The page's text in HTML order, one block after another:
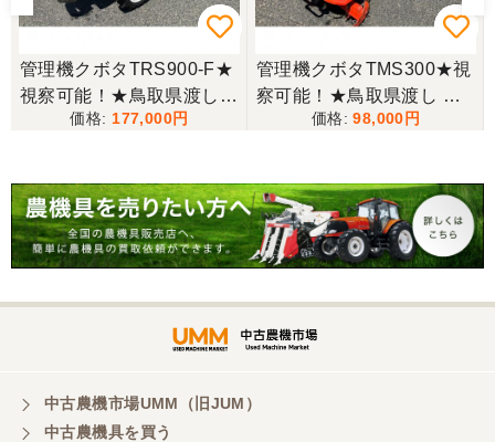
管理機クボタTRS900-F★
視察可能！★鳥取県渡し
クボタ 管理機 TRS900-F
現状渡し【P11485814】
177,000
管理機クボタTMS300★視
察可能！★鳥取県渡し ク
ボタ 管理機 TMS300 ガソ
渡し【P11485817】
98,000
中古農機市場UMM（旧JUM）
中古農機具を買う